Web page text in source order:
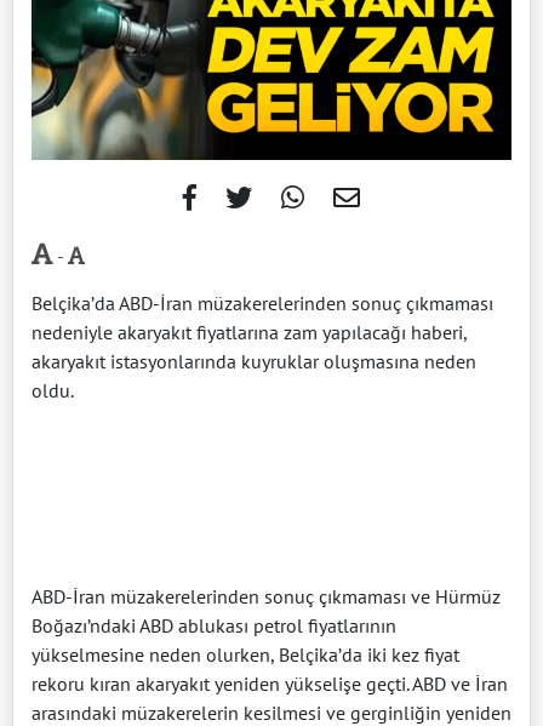
-
Belçika’da ABD-İran müzakerelerinden sonuç çıkmaması
nedeniyle akaryakıt fiyatlarına zam yapılacağı haberi,
akaryakıt istasyonlarında kuyruklar oluşmasına neden
oldu.
ABD-İran müzakerelerinden sonuç çıkmaması ve Hürmüz
Boğazı’ndaki ABD ablukası petrol fiyatlarının
yükselmesine neden olurken, Belçika’da iki kez fiyat
rekoru kıran akaryakıt yeniden yükselişe geçti. ABD ve İran
arasındaki müzakerelerin kesilmesi ve gerginliğin yeniden